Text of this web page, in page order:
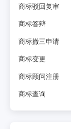
商标驳回复审
商标答辩
商标撤三申请
商标变更
商标顾问注册
商标查询